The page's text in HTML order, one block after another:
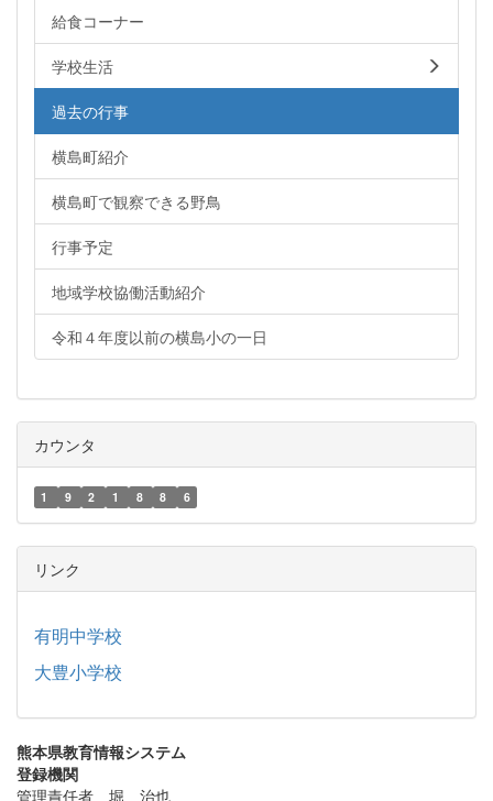
給食コーナー
学校生活
過去の行事
横島町紹介
横島町で観察できる野鳥
行事予定
地域学校協働活動紹介
令和４年度以前の横島小の一日
カウンタ
1 9 2 1 8 8 6
リンク
有明中学校
大豊小学校
熊本県教育情報システム
登録機関
管理責任者 堀 治也